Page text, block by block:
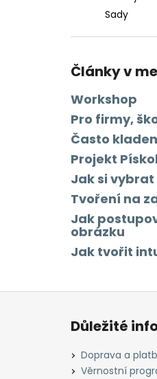
Sady
Články v
Workshop
Pro firmy,
Často
Projekt
Jak si
Tvoření na
Jak
obrázku
Jak tvořit
Z
Důležité
Doprava a
Věrnostní